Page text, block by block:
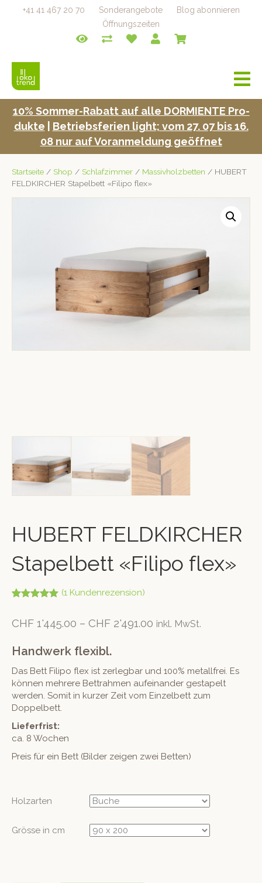
+41 41 467 20 70 Sonderangebote
Blog abonnieren
Öffnungszeiten
a
v
i
10% Som­mer-Rabatt auf alle DORMIENTE Pro­
duk­te
Betrieb­s­fe­rien light; vom 27. 07 bis 16.
08 nur auf Voran­mel­dung geöffnet
Startseite / Shop / Schlafzimmer / Massivholzbetten / HUBERT
FELDKIRCHER Stapelbett «Filipo flex»
HUBERT FELDKIRCHER
Stapelbett «Filipo flex»
basierend
ertung
(1 Kundenrezension)
CHF 1'445.00 – CHF 2'491.00 inkl. MwSt.
Handwerk flexibl.
Das Bett Filipo flex ist zerlegbar und 100% metallfrei. Es
können mehrere Bettrahmen aufeinander gestapelt
werden. Somit in kurzer Zeit vom Einzelbett zum
Doppelbett.
Lieferfrist:
ca. 8 Wochen
Preis für ein Bett (Bilder zeigen zwei Betten)
Holzarten
Grösse in cm